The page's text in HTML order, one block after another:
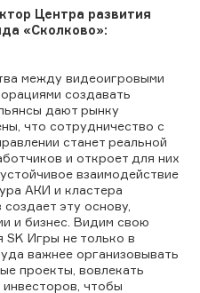
Центра развития
«Сколково»:
между видеоигровыми
создавать
дают рынку
что сотрудничество с
станет реальной
и откроет для них
взаимодействие
АКИ и кластера
эту основу,
и бизнес. Видим свою
SK Игры не только в
важнее организовывать
проекты, вовлекать
инвесторов, чтобы